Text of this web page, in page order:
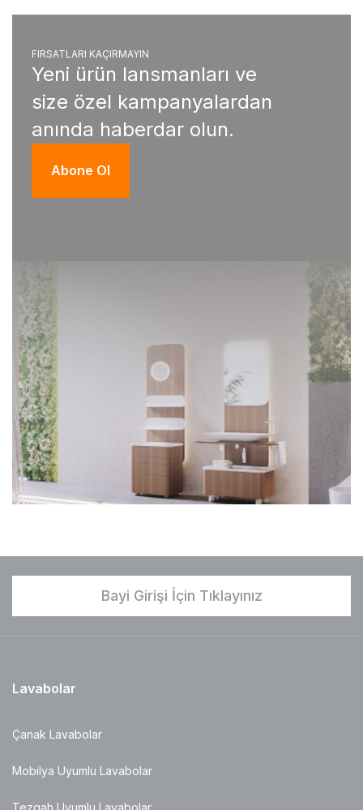
FIRSATLARI KAÇIRMAYIN
Yeni ürün lansmanları ve
size özel kampanyalardan
anında haberdar olun.
Abone Ol
Bayi Girişi İçin Tıklayınız
Lavabolar
Çanak Lavabolar
Mobilya Uyumlu Lavabolar
Tezgah Uyumlu Lavabolar